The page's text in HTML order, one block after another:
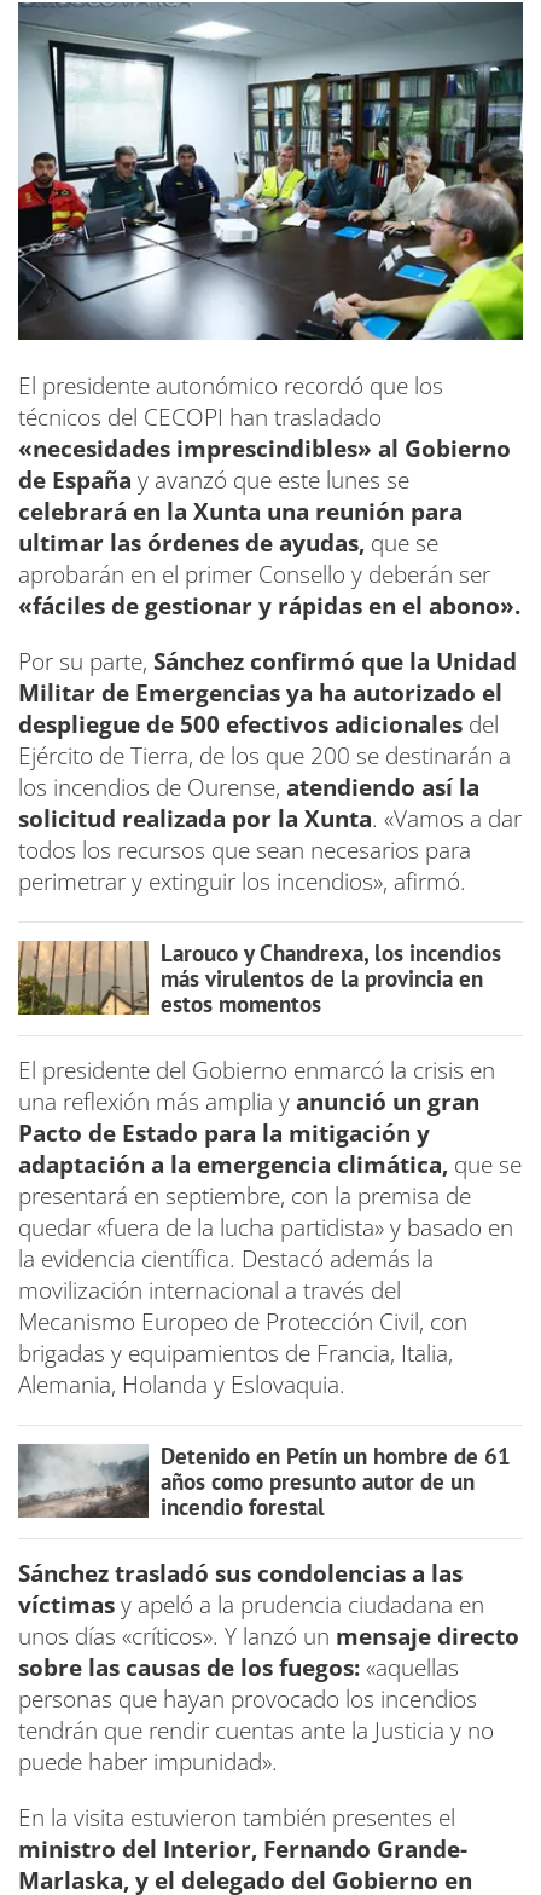
El presidente autonómico recordó que los
técnicos del CECOPI han trasladado
«necesidades imprescindibles» al Gobierno
de España y avanzó que este lunes se
celebrará en la Xunta una reunión para
ultimar las órdenes de ayudas, que se
aprobarán en el primer Consello y deberán ser
«fáciles de gestionar y rápidas en el abono».
Por su parte, Sánchez confirmó que la Unidad
Militar de Emergencias ya ha autorizado el
despliegue de 500 efectivos adicionales del
Ejército de Tierra, de los que 200 se destinarán a
los incendios de Ourense, atendiendo así la
solicitud realizada por la Xunta. «Vamos a dar
todos los recursos que sean necesarios para
perimetrar y extinguir los incendios», afirmó.
Larouco y Chandrexa, los incendios
más virulentos de la provincia en
estos momentos
El presidente del Gobierno enmarcó la crisis en
una reflexión más amplia yanunció un gran
Pacto de Estado para la mitigación y
adaptación a la emergencia climática, que se
presentará en septiembre, con la premisa de
quedar «fuera de la lucha partidista» y basado en
la evidencia científica. Destacó además la
movilización internacional a través del
Mecanismo Europeo de Protección Civil, con
brigadas y equipamientos de Francia, Italia,
Alemania, Holanda y Eslovaquia.
Detenido en Petín un hombre de 61
años como presunto autor de un
incendio forestal
Sánchez trasladó sus condolencias a las
víctimasy apeló a la prudencia ciudadana en
unos días «críticos». Y lanzó un mensaje directo
sobre las causas de los fuegos:«aquellas
personas que hayan provocado los incendios
tendrán que rendir cuentas ante la Justicia y no
puede haber impunidad».
En la visita estuvieron también presentes el
ministro del Interior, Fernando Grande-
Marlaska, y el delegado del Gobierno en